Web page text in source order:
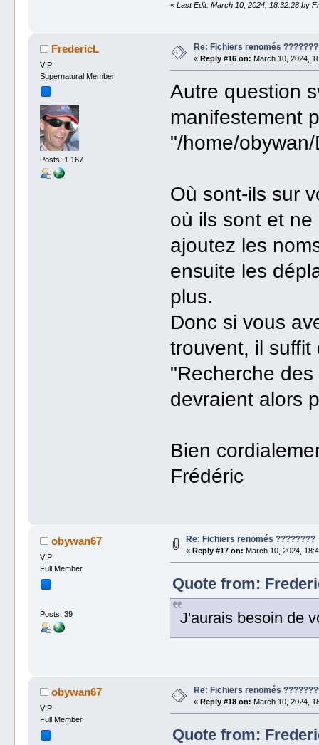
«Last Edit: March 10, 2024, 18:32:28 by
FredericL
VIP
Supernatural Member
Posts: 1 167
Re: Fichiers renomés
« Reply #16 on: March 10, 2024,
Autre question
manifestement
"/home/
Où sont-ils sur
où ils sont et
ajoutez les
ensuite les
plus.
Donc si vous
trouvent, il
"Recherche
devraient alors
Bien
Frédéric
obywan67
VIP
Full Member
Posts: 39
Re: Fichiers renomés ????????
« Reply #17 on: March 10, 2024,
Quote from:
J'aurais besoin de
obywan67
VIP
Full Member
Re: Fichiers renomés
« Reply #18 on: March 10, 2024,
Quote from: